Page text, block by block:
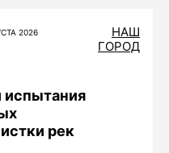
2026
НАШ
ГОРОД
испытания
рек